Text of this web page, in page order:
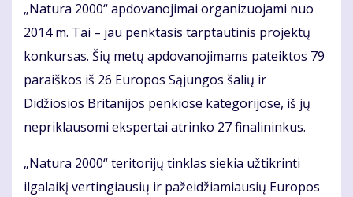
„Natura 2000“ apdovanojimai organizuojami nuo
2014 m. Tai – jau penktasis tarptautinis projektų
konkursas. Šių metų apdovanojimams pateiktos 79
paraiškos iš 26 Europos Sąjungos šalių ir
Didžiosios Britanijos penkiose kategorijose, iš jų
nepriklausomi ekspertai atrinko 27 finalininkus.
„Natura 2000“ teritorijų tinklas siekia užtikrinti
ilgalaikį vertingiausių ir pažeidžiamiausių Europos